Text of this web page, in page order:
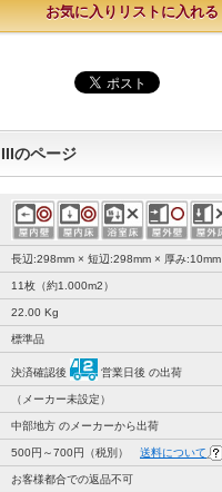
お気に入りリストに入れる
のページ
長辺:298mm × 短辺:298mm × 厚み:10mm
11枚（約1.000m2）
22.00 Kg
標準品
決済確認後 営業日後 の出荷
（メーカー未設定）
中部地方 のメーカーから出荷
500円～700円（税別） 送料について
お客様都合での返品不可